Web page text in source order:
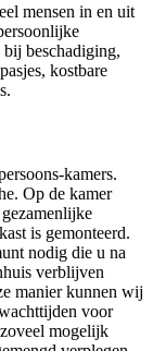
mensen in en uit
beschadiging,
kostbare
kamers.
Op de kamer
is gemonteerd.
nodig die u na
verblijven
manier kunnen wij
voor
mogelijk